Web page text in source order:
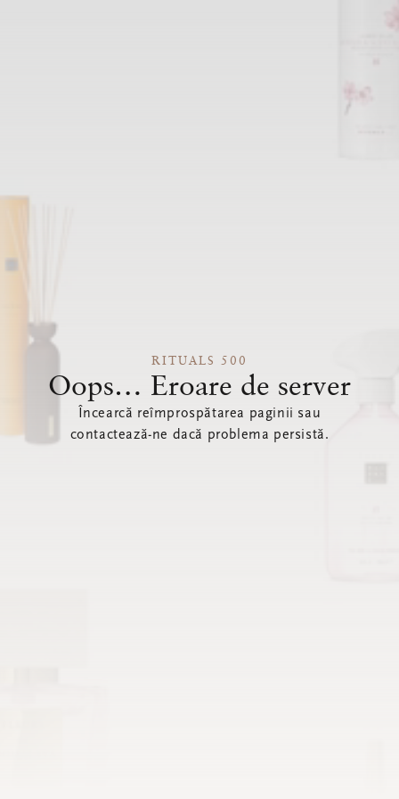
RITUALS 500
Oops… Eroare de server
Încearcă reîmprospătarea paginii sau
contactează-ne dacă problema persistă.